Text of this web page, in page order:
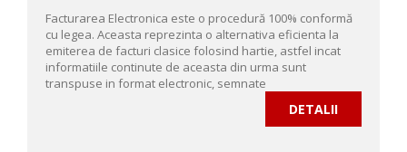
Facturarea Electronica este o procedură 100% conformă
cu legea. Aceasta reprezinta o alternativa eficienta la
emiterea de facturi clasice folosind hartie, astfel incat
informatiile continute de aceasta din urma sunt
transpuse in format electronic, semnate
DETALII